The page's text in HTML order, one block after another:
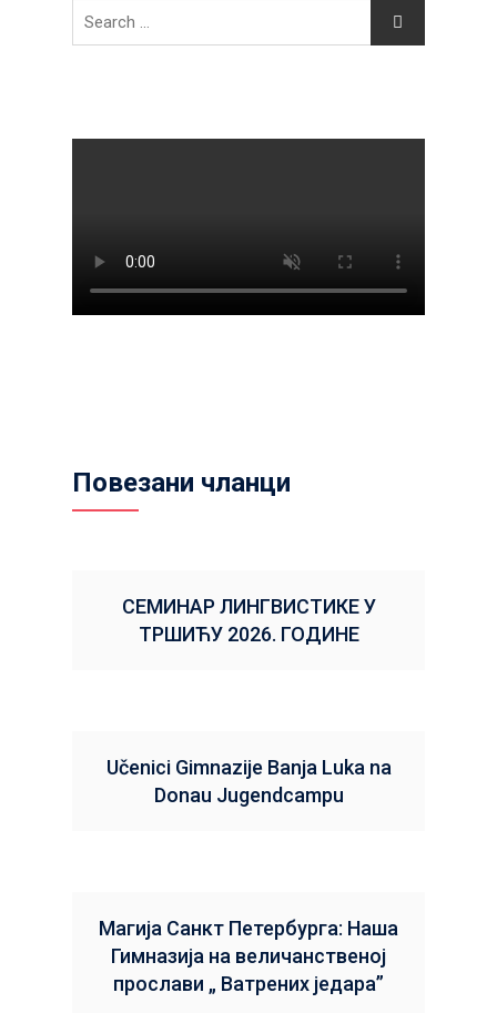
Search
Повезани чланци
СЕМИНАР ЛИНГВИСТИКЕ У
ТРШИЋУ 2026. ГОДИНЕ
Učenici Gimnazije Banja Luka na
Donau Jugendcampu
Магија Санкт Петербурга: Наша
Гимназија на величанственој
прослави „ Ватрених једара”